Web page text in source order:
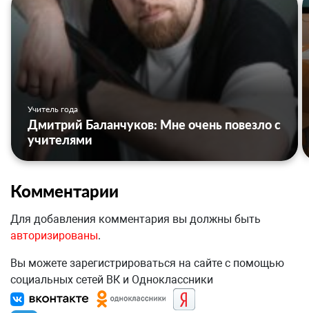
Учитель года
Дмитрий Баланчуков: Мне очень повезло с
учителями
Комментарии
Для добавления комментария вы должны быть
авторизированы.
Вы можете зарегистрироваться на сайте с помощью
социальных сетей ВК и Одноклассники